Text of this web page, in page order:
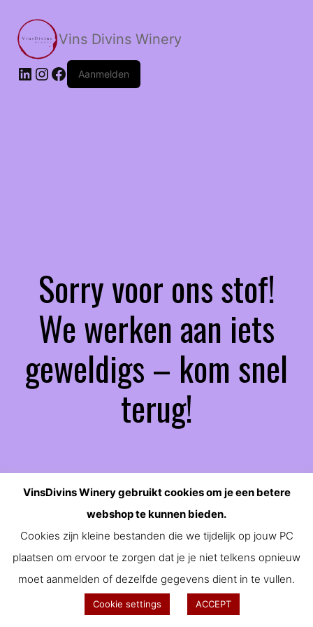
content
Vins Divins Winery
LinkedIn
Instagram
Facebook
Aanmelden
Sorry voor ons stof!
We werken aan iets
geweldigs – kom snel
terug!
VinsDivins Winery gebruikt cookies om je een betere
webshop te kunnen bieden.
Cookies zijn kleine bestanden die we tijdelijk op jouw PC
plaatsen om ervoor te zorgen dat je je niet telkens opnieuw
moet aanmelden of dezelfde gegevens dient in te vullen.
Cookie settings ACCEPT